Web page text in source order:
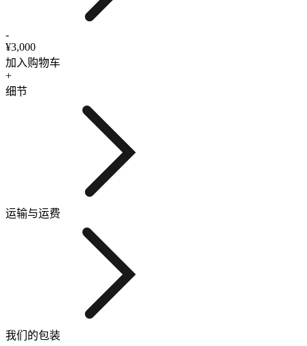
-
¥3,000
加入购物车
+
细节
运输与运费
我们的包装